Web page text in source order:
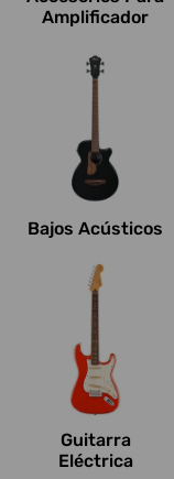
Amplificador
Bajos Acústicos
Guitarra
Eléctrica